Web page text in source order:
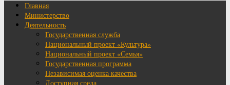
Главная
Министерство
Деятельность
Государственная служба
Национальный проект «Культура»
Национальный проект «Семья»
Государственная программа
Независимая оценка качества
Доступная среда